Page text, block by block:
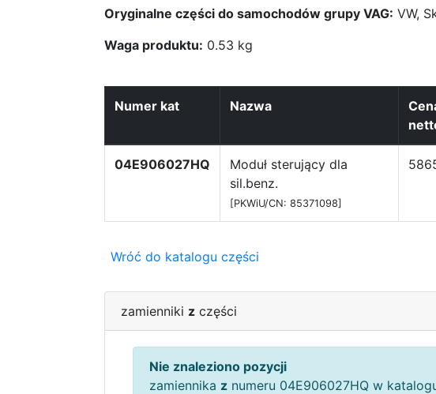
Oryginalne części do samochodów grupy VAG: VW,
Waga produktu: 0.53 kg
Numer kat Nazwa
04E906027HQ
Moduł sterujący dla
sil.benz.
[PKWiU/CN: 85371098]
Wróć do katalogu części
zamienniki z części
Nie znaleziono pozycji
zamiennika z numeru 04E906027HQ w